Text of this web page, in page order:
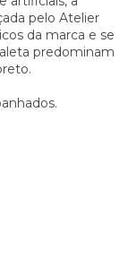
pelo Atelier
da marca e se
predominam